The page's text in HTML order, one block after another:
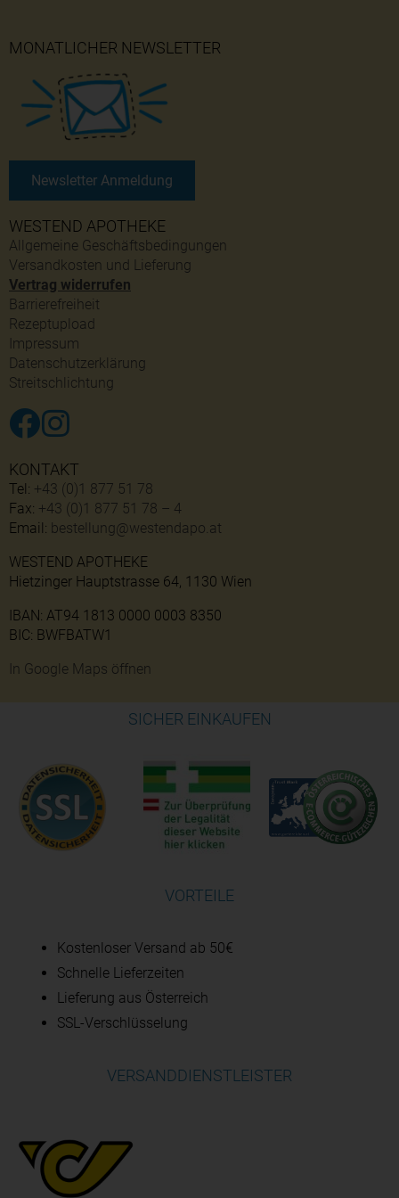
WESTEND APOTHEKE
Allgemeine Geschäftsbedingungen
Versandkosten und Lieferung
Vertrag widerrufen
Barrierefreiheit
Rezeptupload
Impressum
Datenschutzerklärung
Streitschlichtung
MONATLICHER NEWSLETTER
Newsletter Anmeldung
KONTAKT
Tel: +43 (0)1 877 51 78
Fax: +43 (0)1 877 51 78 – 4
Email: bestellung@westendapo.at
WESTEND APOTHEKE
Hietzinger Hauptstrasse 64, 1130 Wien
IBAN: AT94 1813 0000 0003 8350
BIC: BWFBATW1
In Google Maps öffnen
SICHER EINKAUFEN
VORTEILE
Kostenloser Versand ab 50€
Schnelle Lieferzeiten
Lieferung aus Österreich
SSL-Verschlüsselung
VERSANDDIENSTLEISTER